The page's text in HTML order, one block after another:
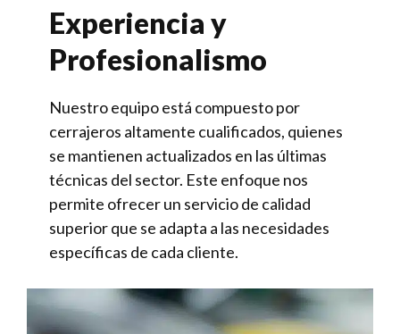
Experiencia y
Profesionalismo
Nuestro equipo está compuesto por
cerrajeros altamente cualificados, quienes
se mantienen actualizados en las últimas
técnicas del sector. Este enfoque nos
permite ofrecer un servicio de calidad
superior que se adapta a las necesidades
específicas de cada cliente.